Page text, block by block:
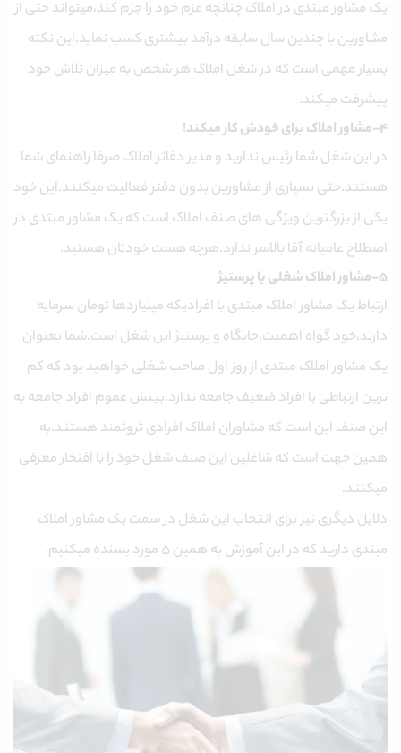
یک مشاور مبتدی در املاک چنانچه عزم خود را جزم کند،میتواند حتی از
مشاورین با چندین سال سابقه درآمد بیشتری کسب نماید.این نکته
بسیار مهمی است که در شغل املاک هر شخص به میزان تلاش خود
پیشرفت میکند.
۴-مشاور املاک برای خودش کار میکند!
در این شغل شما رئیس ندارید و مدیر دفاتر املاک صرفا راهنمای شما
هستند.حتی بسیاری از مشاورین بدون دفتر فعالیت میکنند.این خود
یکی از بزرگترین ویژگی های صنف املاک است که یک مشاور مبتدی در
اصطلاح عامیانه آقا بالاسر ندارد.هرچه هست خودتان هستید.
۵-مشاور املاک شغلی با پرستیژ
ارتباط یک مشاور املاک مبتدی با افرادیکه میلیاردها تومان سرمایه
دارند،خود گواه اهمیت،جایگاه و پرستیژ این شغل است.شما بعنوان
یک مشاور املاک مبتدی از روز اول صاحب شغلی خواهید بود که کم
ترین ارتباطی با افراد ضعیف جامعه ندارد.بینش عموم افراد جامعه به
این صنف این است که مشاوران املاک افرادی ثروتمند هستند.به
همین جهت است که شاغلین این صنف شغل خود را با افتخار معرفی
میکنند.
دلایل دیگری نیز برای انتخاب این شغل در سمت یک مشاور املاک
مبتدی دارید که در این آموزش به همین ۵ مورد بسنده میکنیم.